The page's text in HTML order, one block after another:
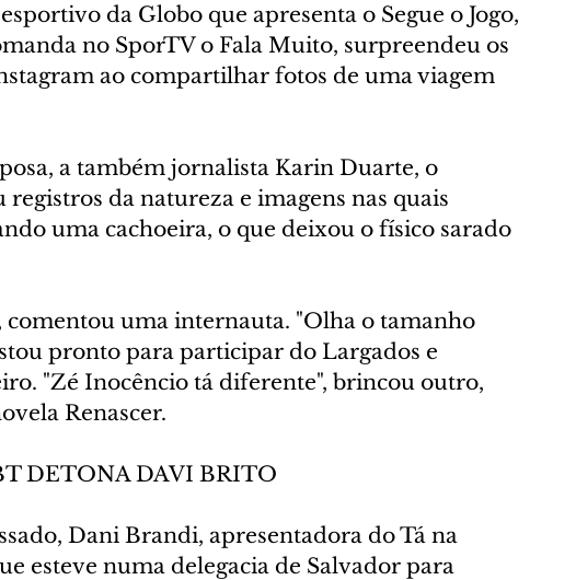
da Globo que apresenta o Segue o Jogo,
no SporTV o Fala Muito, surpreendeu os
ao compartilhar fotos de uma viagem
a também jornalista Karin Duarte, o
da natureza e imagens nas quais
uma cachoeira, o que deixou o físico sarado
comentou uma internauta. "Olha o tamanho
pronto para participar do Largados e
"Zé Inocêncio tá diferente", brincou outro,
Renascer.
DETONA DAVI BRITO
Dani Brandi, apresentadora do Tá na
esteve numa delegacia de Salvador para